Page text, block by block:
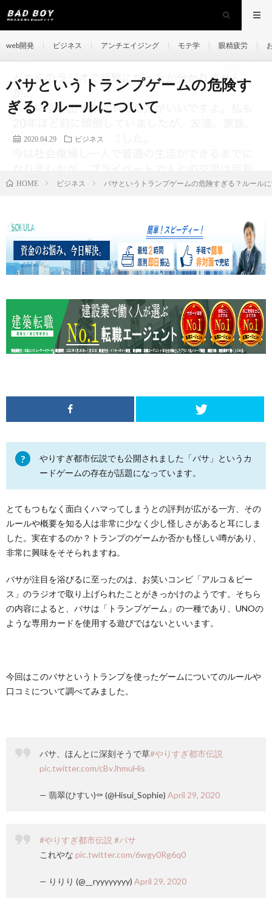
web開発 ビジネス アンチエイジング モテ学 眼精疲労
バサというトランプゲームの危険す
ぎる？ルールについて
2020.04.29 ビジネス
HOME ビジネス バサというトランプゲームの危険すぎる？ルール
やりすぎ都市伝説でも公開されました「バサ」というカ
ードゲームの存在が話題になっています。
とてもつもなく面白くハマってしまうとの評判が広がる一方、その
ルールや概要を知る人は非常に少なく少し怪しさがあると耳にしま
した。実在するのか？トランプのゲームか否かも怪しい噂があり、
非常に興味をそそられますね。
バサが注目を浴びるに至ったのは、お笑いコンビ「アルコ＆ピー
ス」のラジオで取り上げられたことがきっかけのようです。そちら
の内容によると、バサは「トランプゲーム」の一種であり、UNOの
ような専用カードを使用する遊びではないといいます。
今回はこのバサというトランプを使ったゲームについてのルールや
口コミについて調べてみました。
バサ、ほんとに深刻そうで草#やりすぎ都市伝説
pic.twitter.com/cBvJhmuHis
— 翡翠(ひすい)⚰ (@Hisui_Sophie) April 29, 2020
#やりすぎ都市伝説 #バサ
これやな pic.twitter.com/6wgy0Rg6q0
— りりり (@__ryyyyyyyy) April 29, 2020